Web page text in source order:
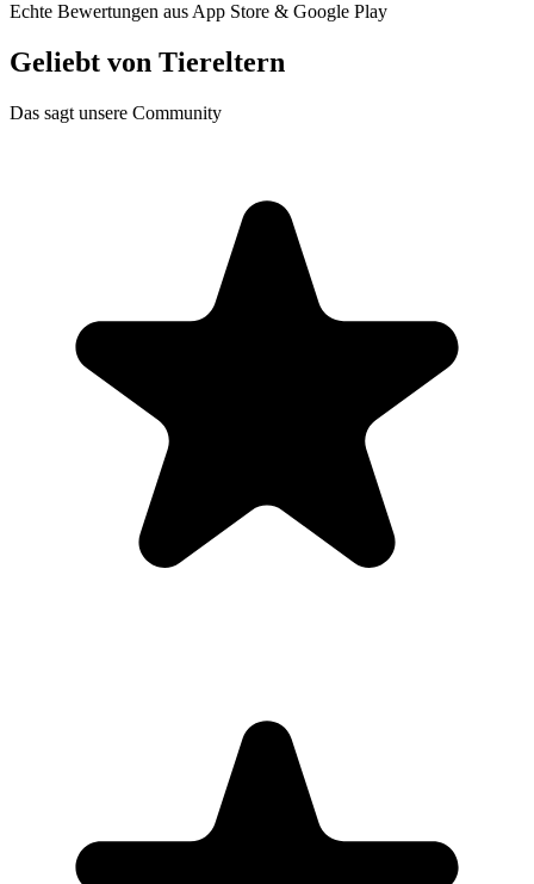
Echte Bewertungen aus App Store & Google Play
Geliebt von Tiereltern
Das sagt unsere Community